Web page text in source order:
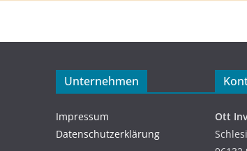
Unternehmen
Impressum
Datenschutzerklärung
Ott